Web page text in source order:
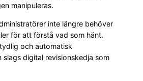
manipuleras.
inte längre behöver
för att förstå vad som hänt.
och automatisk
slags digital revisionskedja som